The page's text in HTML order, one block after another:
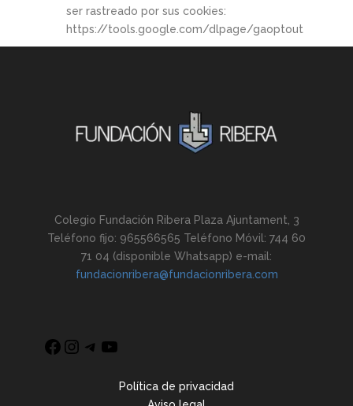
ser rastreado por sus cookies:
https://tools.google.com/dlpage/gaoptout
Colegio Fundación Ribera Plaza Ajuntament, 3
Teléfono fijo: 965566565 Teléfono Móvil: 744 60
71 04 (disponible Whatsapp) e-mail:
fundacionribera@fundacionribera.com
Política de privacidad